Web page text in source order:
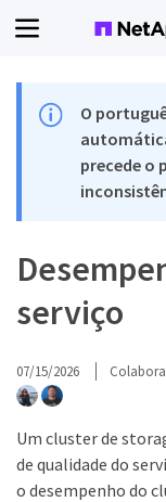
O
precede o
serviço
07/15/2026
Um cluster de
de qualidade do
o desempenho do